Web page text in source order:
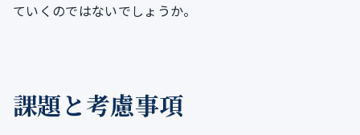
ていくのではないでしょうか。
課題と考慮事項